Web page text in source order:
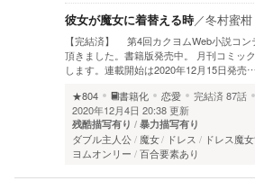
彼女が魔女に着替える時／冬村蜜柑
【完結済】 第4回カクヨムWeb小説コン
頂きました。書籍版発売中。 月刊コミッ
します。連載開始は2020年12月15日発売…
★804
書籍化 恋愛 完結済 87話
2020年12月4日 20:38 更新
残酷描写有り 暴力描写有り
ダブル主人公 魔女 ドレス ドレス魔
ヨムオンリー
百合要素あり